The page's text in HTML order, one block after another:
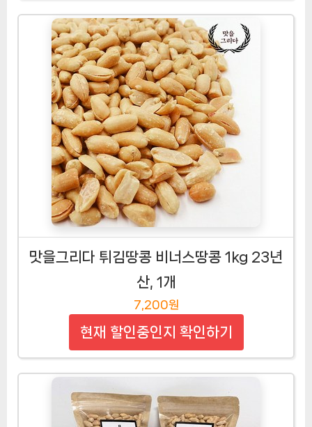
맛을그리다 튀김땅콩 비너스땅콩 1kg 23년
산, 1개
7,200원
현재 할인중인지 확인하기